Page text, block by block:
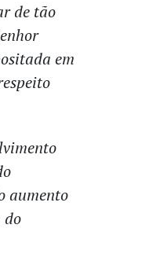
de tão
em
aumento
do